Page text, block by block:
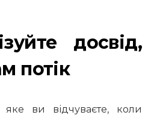
досвід,
потік
яке ви відчуваєте, коли